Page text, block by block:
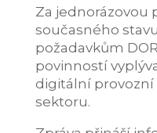
Za jednorázovou
současného
požadavkům
povinností
digitální
sektoru.